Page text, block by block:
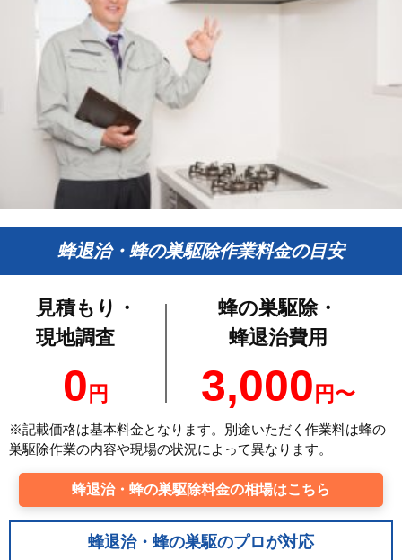
蜂退治・蜂の巣駆除作業料金の目安
見積もり・
現地調査
0 円
蜂の巣駆除・
蜂退治費用
3,000 円〜
※記載価格は基本料金となります。別途いただく作業料は蜂の
巣駆除作業の内容や現場の状況によって異なります。
蜂退治・蜂の巣駆除料金の相場はこちら
蜂退治・蜂の巣駆のプロが対応